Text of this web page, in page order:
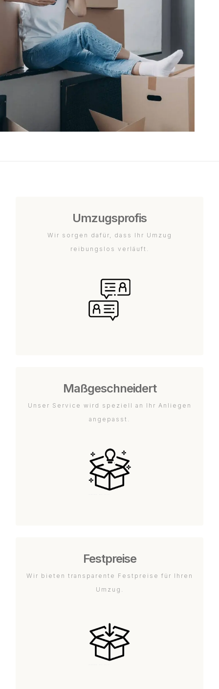
Umzugsprofis
Wir sorgen dafür, dass Ihr Umzug
reibungslos verläuft.
Maßgeschneidert
Unser Service wird speziell an Ihr Anliegen
angepasst.
Festpreise
Wir bieten transparente Festpreise für Ihren
Umzug.